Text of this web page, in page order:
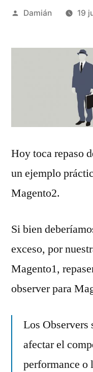
Publicado
Damián 19
Hoy toca repaso
un ejemplo
Magento2.
Si bien
exceso, por
Magento1,
observer para
Los Observers
afectar el
performance o